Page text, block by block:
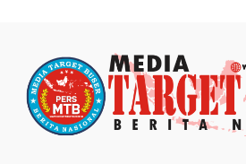
content